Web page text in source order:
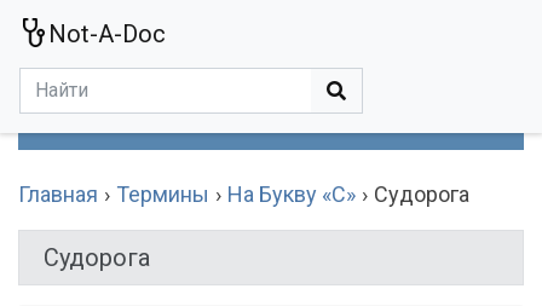
Not-A-Doc
Главная Термины На Букву «С» Судорога
Судорога